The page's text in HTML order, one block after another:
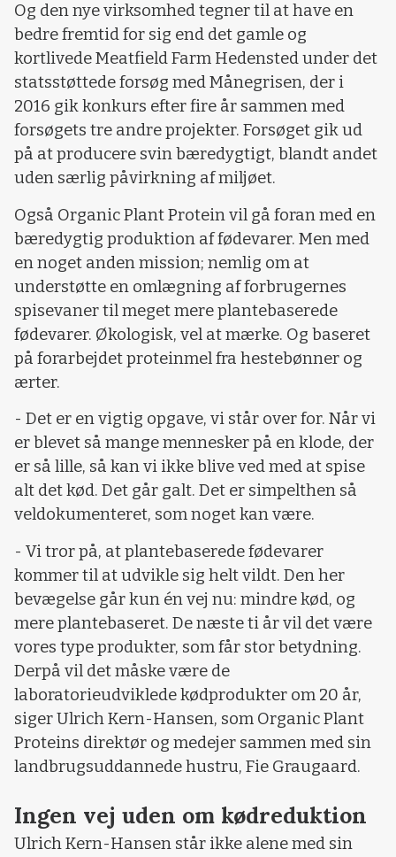
Og den nye virksomhed tegner til at have en
bedre fremtid for sig end det gamle og
kortlivede Meatfield Farm Hedensted under det
statsstøttede forsøg med Månegrisen, der i
2016 gik konkurs efter fire år sammen med
forsøgets tre andre projekter. Forsøget gik ud
på at producere svin bæredygtigt, blandt andet
uden særlig påvirkning af miljøet.
Også Organic Plant Protein vil gå foran med en
bæredygtig produktion af fødevarer. Men med
en noget anden mission; nemlig om at
understøtte en omlægning af forbrugernes
spisevaner til meget mere plantebaserede
fødevarer. Økologisk, vel at mærke. Og baseret
på forarbejdet proteinmel fra hestebønner og
ærter.
- Det er en vigtig opgave, vi står over for. Når vi
er blevet så mange mennesker på en klode, der
er så lille, så kan vi ikke blive ved med at spise
alt det kød. Det går galt. Det er simpelthen så
veldokumenteret, som noget kan være.
- Vi tror på, at plantebaserede fødevarer
kommer til at udvikle sig helt vildt. Den her
bevægelse går kun én vej nu: mindre kød, og
mere plantebaseret. De næste ti år vil det være
vores type produkter, som får stor betydning.
Derpå vil det måske være de
laboratorieudviklede kødprodukter om 20 år,
siger Ulrich Kern-Hansen, som Organic Plant
Proteins direktør og medejer sammen med sin
landbrugsuddannede hustru, Fie Graugaard.
Ingen vej uden om kødreduktion
Ulrich Kern-Hansen står ikke alene med sin